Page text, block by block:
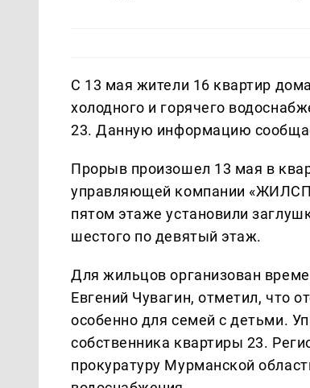
С 13 мая жители 16 квартир
холодного и горячего
23. Данную информацию
Прорыв произошел 13 мая в
управляющей компании
пятом этаже установили
шестого по девятый этаж.
Для жильцов организован
Евгений Чувагин, отметил, что
особенно для семей с детьми.
собственника квартиры 23.
прокуратуру Мурманской